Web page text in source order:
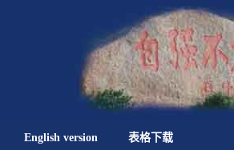
English version 表格下载